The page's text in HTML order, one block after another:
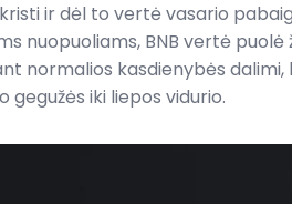
ir dėl to vertė vasario
nuopuoliams, BNB vertė puolė
normalios kasdienybės dalimi,
gegužės iki liepos vidurio.